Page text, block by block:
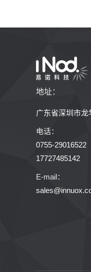
地址：
广东省深圳市龙
电话：
0755-29016522
17727485142
E-mail：